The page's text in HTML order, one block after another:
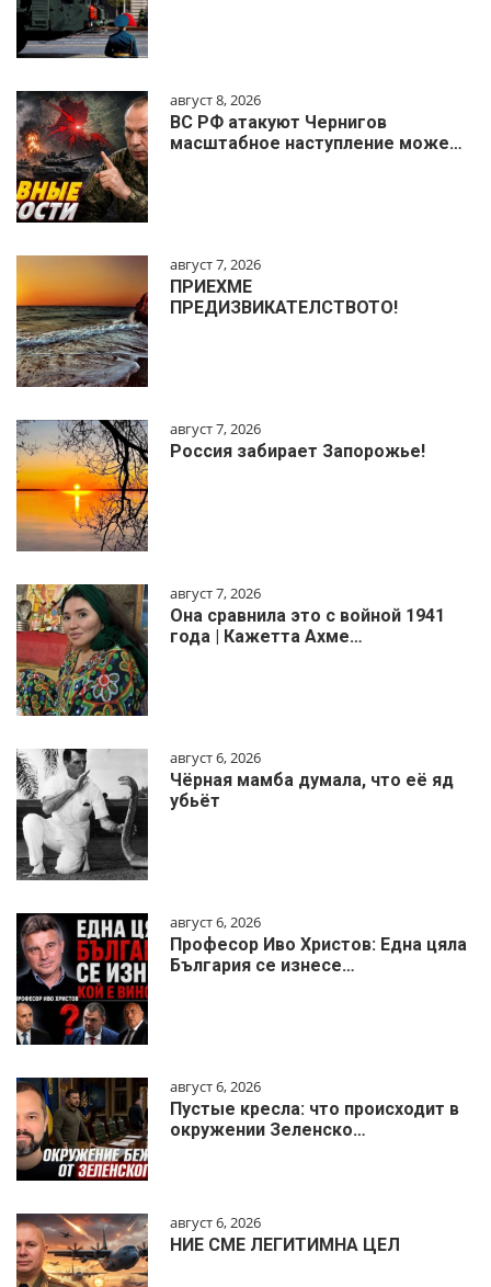
август 8, 2026
ВС РФ атакуют Чернигов
масштабное наступление може…
август 7, 2026
ПРИЕХМЕ
ПРЕДИЗВИКАТЕЛСТВОТО!
август 7, 2026
Россия забирает Запорожье!
август 7, 2026
Она сравнила это с войной 1941
года | Кажетта Ахме…
август 6, 2026
Чёрная мамба думала, что её яд
убьёт
август 6, 2026
Професор Иво Христов: Една цяла
България се изнесе…
август 6, 2026
Пустые кресла: что происходит в
окружении Зеленско…
август 6, 2026
НИЕ СМЕ ЛЕГИТИМНА ЦЕЛ